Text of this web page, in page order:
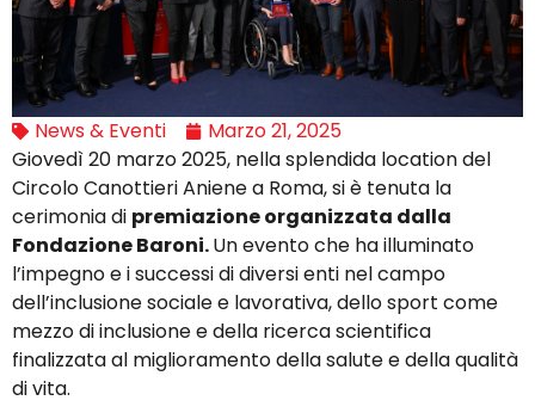
News & Eventi
Marzo 21, 2025
Giovedì 20 marzo 2025, nella splendida location del
Circolo Canottieri Aniene a Roma, si è tenuta la
cerimonia di premiazione organizzata dalla
Fondazione Baroni.Un evento che ha illuminato
l’impegno e i successi di diversi enti nel campo
dell’inclusione sociale e lavorativa, dello sport come
mezzo di inclusione e della ricerca scientifica
finalizzata al miglioramento della salute e della qualità
di vita.